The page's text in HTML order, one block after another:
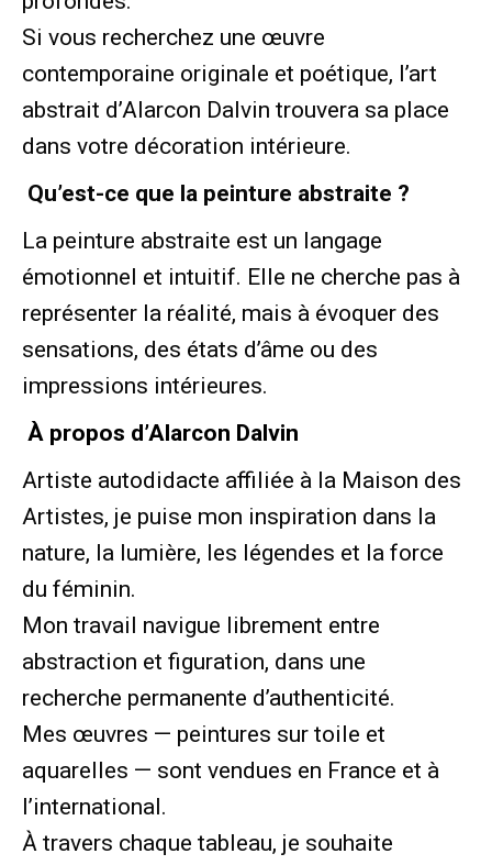
Si vous recherchez une œuvre
contemporaine originale et poétique, l’art
abstrait d’Alarcon Dalvin trouvera sa place
dans votre décoration intérieure.
Qu’est-ce que la peinture abstraite ?
La peinture abstraite est un langage
émotionnel et intuitif. Elle ne cherche pas à
représenter la réalité, mais à évoquer des
sensations, des états d’âme ou des
impressions intérieures.
À propos d’Alarcon Dalvin
Artiste autodidacte affiliée à la Maison des
Artistes, je puise mon inspiration dans la
nature, la lumière, les légendes et la force
du féminin.
Mon travail navigue librement entre
abstraction et figuration, dans une
recherche permanente d’authenticité.
Mes œuvres — peintures sur toile et
aquarelles — sont vendues en France et à
l’international.
À travers chaque tableau, je souhaite